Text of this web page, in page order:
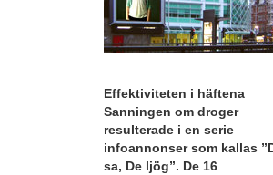
Effektiviteten i häftena
Sanningen om droger
resulterade i en serie
infoannonser som kallas
sa, De ljög”. De 16